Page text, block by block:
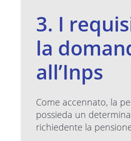
3. I
la
all’Inps
Come accennato, la
possieda un
richiedente la